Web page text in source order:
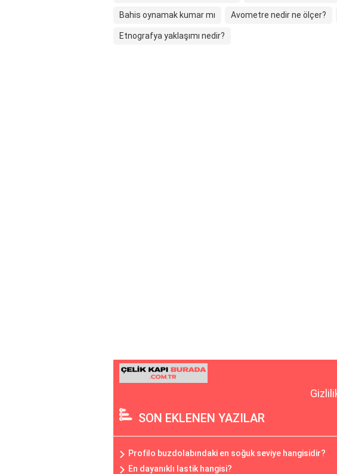
Bahis oynamak kumar mı Avometre nedir ne ölçer?
Etnografya yaklaşımı nedir?
SON EKLENEN YAZILAR
Profilo buzdolabındaki en soğuk seviye hangisidir?
En dayanıklı lastik hangisi?